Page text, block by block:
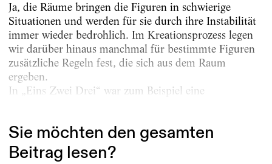
Ja, die Räume bringen die Figuren in schwierige
Situationen und werden für sie durch ihre Instabilität
immer wieder bedrohlich. Im Kreationsprozess legen
wir da­rüber hinaus manchmal für bestimmte Figuren
zusätzliche Regeln fest, die sich aus dem Raum
ergeben.
In „Eins Zwei Drei“ war zum Beispiel eine
Sie möchten den gesamten
Beitrag lesen?